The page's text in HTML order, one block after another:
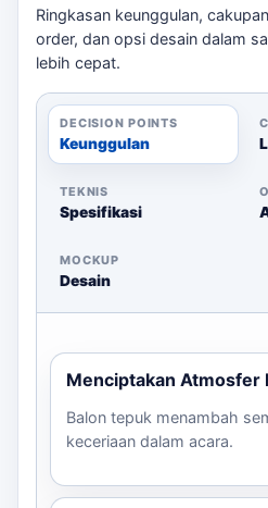
visibilitas sponsor dan
menyenangkan.
Ringkasan keunggulan,
order, dan opsi desain dalam
lebih cepat.
DECISION POINTS
Keunggulan
TEKNIS
Spesifikasi
MOCKUP
Desain
Menciptakan Atmosfer
Balon tepuk menambah
keceriaan dalam acara.